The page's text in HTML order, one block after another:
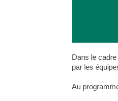
Dans le
par les
Au